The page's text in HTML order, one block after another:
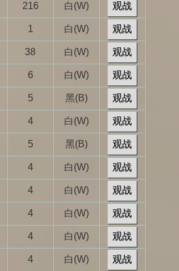
216 白(W) 观战
1 白(W) 观战
38 白(W) 观战
6 白(W) 观战
5 黑(B) 观战
4 白(W) 观战
5 黑(B) 观战
4 白(W) 观战
4 白(W) 观战
4 白(W) 观战
4 白(W) 观战
4 白(W) 观战